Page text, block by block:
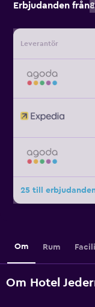
Erbjudanden från
Leverantör
25 till
Om Rum
Om Hotel